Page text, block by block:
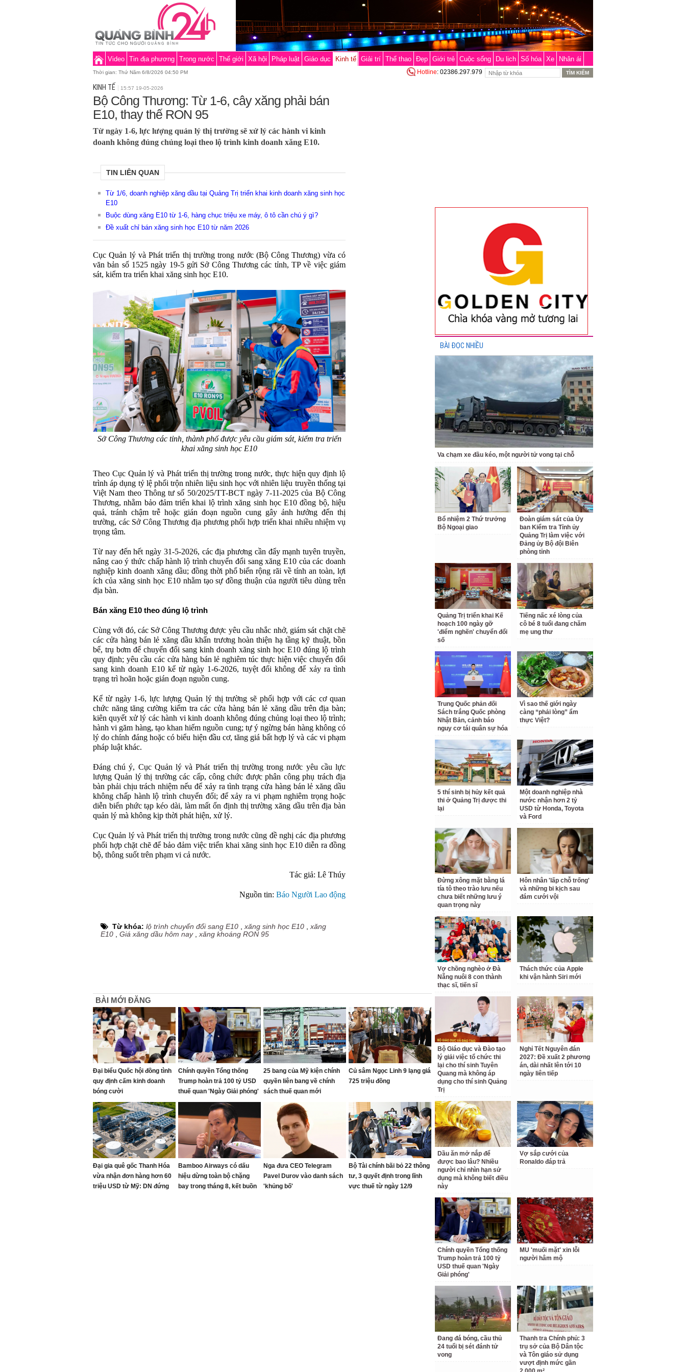
Video Tin địa phương Trong nước Thế giới Xã hội Pháp luật Giáo dục Kinh tế Giải trí Thể thao Đẹp Giới trẻ Cuộc sống Du lịch Số hóa Xe Nhân ái
Thời gian: Thứ Năm 6/8/2026 04:50 PM Hotline: 02386.297.979
KINH TẾ 15:57 19-05-2026
Bộ Công Thương: Từ 1-6, cây xăng phải bán
E10, thay thế RON 95
Từ ngày 1-6, lực lượng quản lý thị trường sẽ xử lý các hành vi kinh
doanh không đúng chủng loại theo lộ trình kinh doanh xăng E10.
TIN LIÊN QUAN
Từ 1/6, doanh nghiệp xăng dầu tại Quảng Trị triển khai kinh doanh xăng sinh học
E10
Buộc dùng xăng E10 từ 1-6, hàng chục triệu xe máy, ô tô cần chú ý gì?
Đề xuất chỉ bán xăng sinh học E10 từ năm 2026
Cục Quản lý và Phát triển thị trường trong nước (Bộ Công Thương) vừa có
văn bản số 1525 ngày 19-5 gửi Sở Công Thương các tỉnh, TP về việc giám
sát, kiểm tra triển khai xăng sinh học E10.
Sở Công Thương các tỉnh, thành phố được yêu cầu giám sát, kiểm tra triển
khai xăng sinh học E10
Theo Cục Quản lý và Phát triển thị trường trong nước, thực hiện quy định lộ
trình áp dụng tỷ lệ phối trộn nhiên liệu sinh học với nhiên liệu truyền thống tại
Việt Nam theo Thông tư số 50/2025/TT-BCT ngày 7-11-2025 của Bộ Công
Thương, nhằm bảo đảm triển khai lộ trình xăng sinh học E10 đồng bộ, hiệu
quả, tránh chậm trễ hoặc gián đoạn nguồn cung gây ảnh hưởng đến thị
trường, các Sở Công Thương địa phương phối hợp triển khai nhiều nhiệm vụ
trọng tâm.
Từ nay đến hết ngày 31-5-2026, các địa phương cần đẩy mạnh tuyên truyền,
nâng cao ý thức chấp hành lộ trình chuyển đổi sang xăng E10 của các doanh
nghiệp kinh doanh xăng dầu; đồng thời phổ biến rộng rãi về tính an toàn, lợi
ích của xăng sinh học E10 nhằm tạo sự đồng thuận của người tiêu dùng trên
địa bàn.
Bán xăng E10 theo đúng lộ trình
Cùng với đó, các Sở Công Thương được yêu cầu nhắc nhở, giám sát chặt chẽ
các cửa hàng bán lẻ xăng dầu khẩn trương hoàn thiện hạ tầng kỹ thuật, bồn
bể, trụ bơm để chuyển đổi sang kinh doanh xăng sinh học E10 đúng lộ trình
quy định; yêu cầu các cửa hàng bán lẻ nghiêm túc thực hiện việc chuyển đổi
sang kinh doanh E10 kể từ ngày 1-6-2026, tuyệt đối không để xảy ra tình
trạng trì hoãn hoặc gián đoạn nguồn cung.
Kể từ ngày 1-6, lực lượng Quản lý thị trường sẽ phối hợp với các cơ quan
chức năng tăng cường kiểm tra các cửa hàng bán lẻ xăng dầu trên địa bàn;
kiên quyết xử lý các hành vi kinh doanh không đúng chủng loại theo lộ trình;
hành vi găm hàng, tạo khan hiếm nguồn cung; tự ý ngừng bán hàng không có
lý do chính đáng hoặc có biểu hiện đầu cơ, tăng giá bất hợp lý và các vi phạm
pháp luật khác.
Đáng chú ý, Cục Quản lý và Phát triển thị trường trong nước yêu cầu lực
lượng Quản lý thị trường các cấp, công chức được phân công phụ trách địa
bàn phải chịu trách nhiệm nếu để xảy ra tình trạng cửa hàng bán lẻ xăng dầu
không chấp hành lộ trình chuyển đổi; để xảy ra vi phạm nghiêm trọng hoặc
diễn biến phức tạp kéo dài, làm mất ổn định thị trường xăng dầu trên địa bàn
quản lý mà không kịp thời phát hiện, xử lý.
Cục Quản lý và Phát triển thị trường trong nước cũng đề nghị các địa phương
phối hợp chặt chẽ để bảo đảm việc triển khai xăng sinh học E10 diễn ra đồng
bộ, thông suốt trên phạm vi cả nước.
Tác giả: Lê Thúy
Nguồn tin: Báo Người Lao động
Từ khóa: lộ trình chuyển đổi sang E10 xăng sinh học E10
xăng
E10
Giá xăng dầu hôm nay, xăng khoáng RON 95
BÀI MỚI ĐĂNG
Đại biểu Quốc hội đồng tình
quy định cấm kinh doanh
bóng cười
Chính quyền Tổng thống
Trump hoàn trả 100 tỷ USD
thuế quan 'Ngày Giải phóng'
25 bang của Mỹ kiện chính
quyền liên bang về chính
sách thuế quan mới
Củ sâm Ngọc Linh 9 lạng giá
725 triệu đồng
Đại gia quê gốc Thanh Hóa
vừa nhận đơn hàng hơn 60
triệu USD từ Mỹ: DN đứng
Bamboo Airways có dấu
hiệu dừng toàn bộ chặng
bay trong tháng 8, kết buồn
Nga đưa CEO Telegram
Pavel Durov vào danh sách
'khủng bố'
Bộ Tài chính bãi bỏ 22 thông
tư, 3 quyết định trong lĩnh
vực thuế từ ngày 12/9
BÀI ĐỌC NHIỀU
Va chạm xe đầu kéo, một người tử vong tại chỗ
Bổ nhiệm 2 Thứ trưởng
Bộ Ngoại giao
Đoàn giám sát của Ủy
ban Kiểm tra Tỉnh ủy
Quảng Trị làm việc với
Đảng ủy Bộ đội Biên
phòng tỉnh
Quảng Trị triển khai Kế
hoạch 100 ngày gỡ
'điểm nghẽn' chuyển đổi
số
Tiếng nấc xé lòng của
cô bé 8 tuổi đang chăm
mẹ ung thư
Trung Quốc phản đối
Sách trắng Quốc phòng
Nhật Bản, cảnh báo
nguy cơ tái quân sự hóa
Vì sao thế giới ngày
càng “phải lòng” ẩm
thực Việt?
5 thí sinh bị hủy kết quả
thi ở Quảng Trị được thi
lại
Một doanh nghiệp nhà
nước nhận hơn 2 tỷ
USD từ Honda, Toyota
và Ford
Đừng xông mặt bằng lá
tía tô theo trào lưu nếu
chưa biết những lưu ý
quan trọng này
Hôn nhân 'lấp chỗ trống'
và những bi kịch sau
đám cưới vội
Vợ chồng nghèo ở Đà
Nẵng nuôi 8 con thành
thạc sĩ, tiến sĩ
Thách thức của Apple
khi vận hành Siri mới
Bộ Giáo dục và Đào tạo
lý giải việc tổ chức thi
lại cho thí sinh Tuyên
Quang mà không áp
dụng cho thí sinh Quảng
Trị
Nghỉ Tết Nguyên đán
2027: Đề xuất 2 phương
án, dài nhất lên tới 10
ngày liên tiếp
Dầu ăn mở nắp để
được bao lâu? Nhiều
người chỉ nhìn hạn sử
dụng mà không biết điều
này
Vợ sắp cưới của
Ronaldo đáp trả
Chính quyền Tổng thống
Trump hoàn trả 100 tỷ
USD thuế quan 'Ngày
Giải phóng'
MU 'muối mặt' xin lỗi
người hâm mộ
Đang đá bóng, cầu thủ
24 tuổi bị sét đánh tử
vong
Thanh tra Chính phủ: 3
trụ sở của Bộ Dân tộc
và Tôn giáo sử dụng
vượt định mức gần